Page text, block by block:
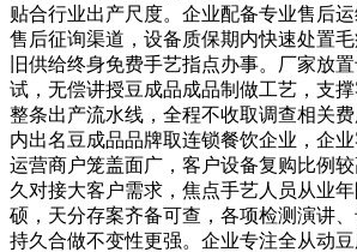
贴合行业出产尺度。企业配备专业售后
售后征询渠道，设备质保期内快速处置
旧供给终身免费手艺指点办事。厂家放
试，无偿讲授豆成品成品制做工艺，支
整条出产流水线，全程不收取调查相关
内出名豆成品品牌取连锁餐饮企业，企
运营商户笼盖面广，客户设备复购比例
久对接大客户需求，焦点手艺人员从业
硕，天分存案齐备可查，各项检测演讲、
持久合做不变性更强。企业专注全从动